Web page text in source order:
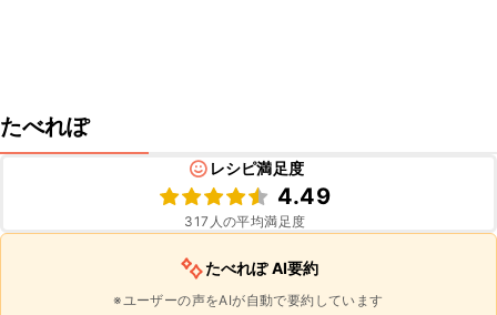
たべれぽ
レシピ満足度
4.49
317 人の平均満足度
たべれぽ AI要約
※ユーザーの声をAIが自動で要約しています